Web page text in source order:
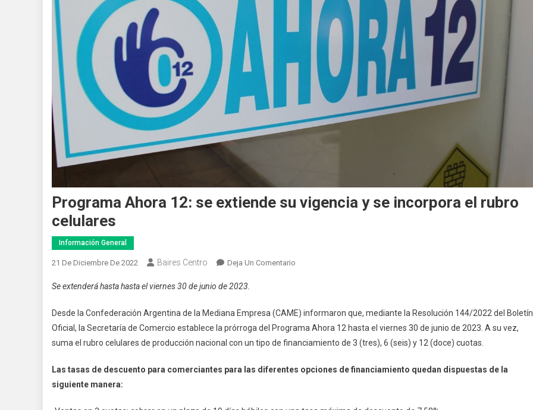
Programa Ahora 12: se extiende su vigencia y se incorpora el rubro
celulares
Información General
21 De Diciembre De 2022 Baires Centro Deja Un Comentario
Se
Extiende
Su
Y
Se extenderá hasta hasta el viernes 30 de junio de 2023.
Desde la Confederación Argentina de la Mediana Empresa (CAME) informaron que, mediante la Resolución 144/2022 del Boletín
Oficial, la Secretaría de Comercio establece la prórroga del Programa Ahora 12 hasta el viernes 30 de junio de 2023. A su vez,
suma el rubro celulares de producción nacional con un tipo de financiamiento de 3 (tres), 6 (seis) y 12 (doce) cuotas.
Las tasas de descuento para comerciantes para las diferentes opciones de financiamiento quedan dispuestas de la
siguiente manera: